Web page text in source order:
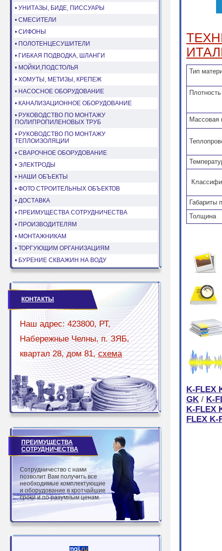
• УНИТАЗЫ, БИДЕ, ПИССУАРЫ
• СМЕСИТЕЛИ
• СИФОНЫ
• ПОЛОТЕНЦЕСУШИТЕЛИ
• ГИБКАЯ ПОДВОДКА, ШЛАНГИ
• МОЙКИ,ПОДСТОЛЬЯ
• ХОМУТЫ, МЕТИЗЫ, КРЕПЕЖ
• НАСОСНОЕ ОБОРУДОВАНИЕ
• КАНАЛИЗАЦИОННОЕ ОБОРУДОВАНИЕ
• РУКОВОДСТВО ПО МОНТАЖУ
ПОЛИПРОПИЛЕНОВЫХ ТРУБ
• РУКОВОДСТВО ПО МОНТАЖУ
ТЕПЛОИЗОЛЯЦИИ
• СВАРОЧНОЕ ОБОРУДОВАНИЕ
• ЭЛЕКТРОДЫ
• НАШИ ОБЪЕКТЫ
• ФОТО СТРОИТЕЛЬНЫХ ОБЪЕКТОВ
• ДОСТАВКА
• ПРЕИМУЩЕСТВА СОТРУДНИЧЕСТВА
• ПРОИЗВОДИТЕЛЯМ
• МОНТАЖНИКАМ
• ТОРГУЮЩИМ ОРГАНИЗАЦИЯМ
• БУРЕНИЕ СКВАЖИН НА ВОДУ
КОНТАКТЫ
Наш адрес: 423800, РТ,
Набережные Челны, п. ЗЯБ,
квартал 28, дом 81,схема
ПРЕИМУЩЕСТВА
СОТРУДНИЧЕСТВА
Сотрудничество с нами
позволит Вам получить все
необходимые комплектующие
и оборудование в кротчайшие
сроки и по разумным ценам.
Плотность
Массовая
Габариты
Толщина
K-FLEX
GK / K-
K-FLEX
FLEX K-